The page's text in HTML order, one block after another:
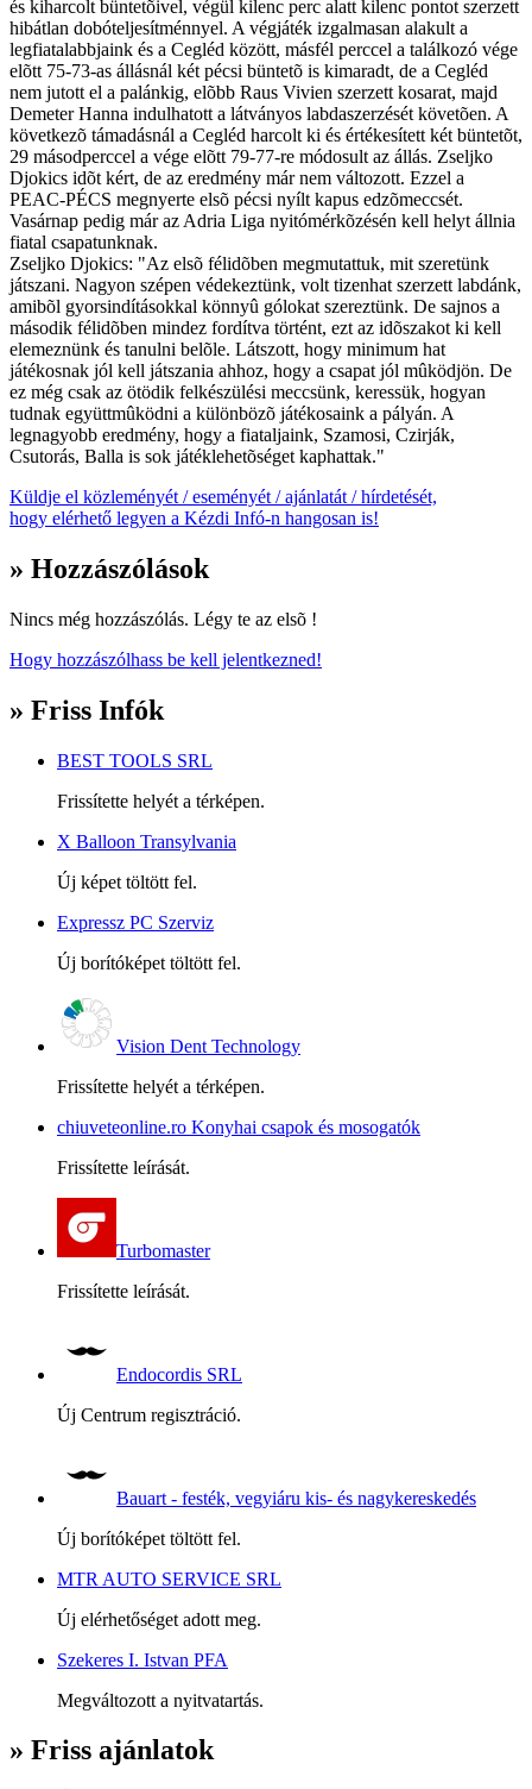
és kiharcolt büntetõivel, végül kilenc perc alatt kilenc pontot szerzett
hibátlan dobóteljesítménnyel. A végjáték izgalmasan alakult a
legfiatalabbjaink és a Cegléd között, másfél perccel a találkozó vége
elõtt 75-73-as állásnál két pécsi büntetõ is kimaradt, de a Cegléd
nem jutott el a palánkig, elõbb Raus Vivien szerzett kosarat, majd
Demeter Hanna indulhatott a látványos labdaszerzését követõen. A
következõ támadásnál a Cegléd harcolt ki és értékesített két büntetõt,
29 másodperccel a vége elõtt 79-77-re módosult az állás. Zseljko
Djokics idõt kért, de az eredmény már nem változott. Ezzel a
PEAC-PÉCS megnyerte elsõ pécsi nyílt kapus edzõmeccsét.
Vasárnap pedig már az Adria Liga nyitómérkõzésén kell helyt állnia
fiatal csapatunknak.
Zseljko Djokics: "Az elsõ félidõben megmutattuk, mit szeretünk
játszani. Nagyon szépen védekeztünk, volt tizenhat szerzett labdánk,
amibõl gyorsindításokkal könnyû gólokat szereztünk. De sajnos a
második félidõben mindez fordítva történt, ezt az idõszakot ki kell
elemeznünk és tanulni belõle. Látszott, hogy minimum hat
játékosnak jól kell játszania ahhoz, hogy a csapat jól mûködjön. De
ez még csak az ötödik felkészülési meccsünk, keressük, hogyan
tudnak együttmûködni a különbözõ játékosaink a pályán. A
legnagyobb eredmény, hogy a fiataljaink, Szamosi, Czirják,
Csutorás, Balla is sok játéklehetõséget kaphattak."
Küldje el közleményét / eseményét / ajánlatát / hírdetését,
hogy elérhető legyen a Kézdi Infó-n hangosan is!
» Hozzászólások
Nincs még hozzászólás. Légy te az elsõ !
Hogy hozzászólhass be kell jelentkezned!
» Friss Infók
BEST TOOLS SRL
Frissítette helyét a térképen.
X Balloon Transylvania
Új képet töltött fel.
Expressz PC Szerviz
Új borítóképet töltött fel.
Vision Dent Technology
Frissítette helyét a térképen.
chiuveteonline.ro Konyhai csapok és mosogatók
Frissítette leírását.
Turbomaster
Frissítette leírását.
Endocordis SRL
Új Centrum regisztráció.
Bauart - festék, vegyiáru kis- és nagykereskedés
Új borítóképet töltött fel.
MTR AUTO SERVICE SRL
Új elérhetőséget adott meg.
Szekeres I. Istvan PFA
Megváltozott a nyitvatartás.
» Friss ajánlatok